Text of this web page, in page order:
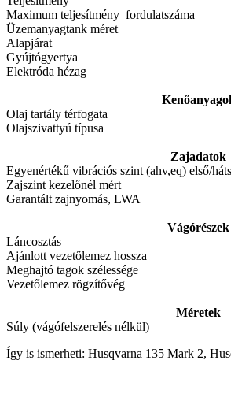
Maximum teljesítmény fordulatszáma
Üzemanyagtank méret
Alapjárat
Gyújtógyertya
Elektróda hézag
Olaj tartály térfogata
Olajszivattyú típusa
Zajadatok
Egyenértékű vibrációs szint (ahv,eq) első/
Zajszint kezelőnél mért
Garantált zajnyomás, LWA
Vágórészek
Láncosztás
Ajánlott vezetőlemez hossza
Meghajtó tagok szélessége
Vezetőlemez rögzítővég
Méretek
Súly (vágófelszerelés nélkül)
Így is ismerheti: Husqvarna 135 Mark 2,